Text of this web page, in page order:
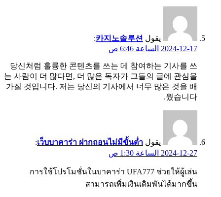
يقول 카지노솔루션
:
2024-12-17 الساعة 6:46 ص
당신처럼 훌륭한 콘텐츠를 쓰는 데 참여하는 기사를 쓰
는 사람이 더 많다면, 더 많은 독자가 그들의 글에 관심을
가질 것입니다. 저는 당신의 기사에서 너무 많은 것을 배
웠습니다.
يقول เว็บบาคาร่า ฝากถอนไม่มีขั้นต่ำ
:
2024-12-27 الساعة 1:30 ص
การใช้โปรโมชั่นในบาคาร่า UFA777 ช่วยให้ผู้เล่น
สามารถเพิ่มเงินเดิมพันได้มากขึ้น